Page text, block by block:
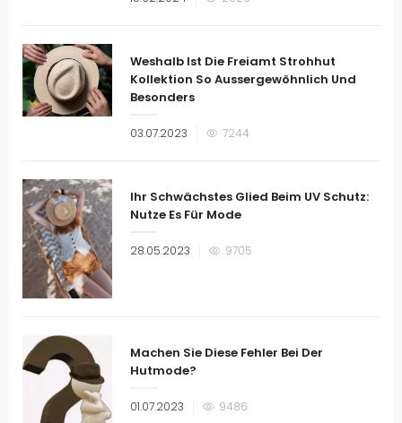
Weshalb Ist Die Freiamt Strohhut
Kollektion So Aussergewöhnlich Und
Besonders
Veröffentlicht
03.07.2023 7244
Ihr Schwächstes Glied Beim UV Schutz:
Nutze Es Für Mode
Veröffentlicht
28.05.2023 9705
Machen Sie Diese Fehler Bei Der
Hutmode?
Veröffentlicht
01.07.2023 9486